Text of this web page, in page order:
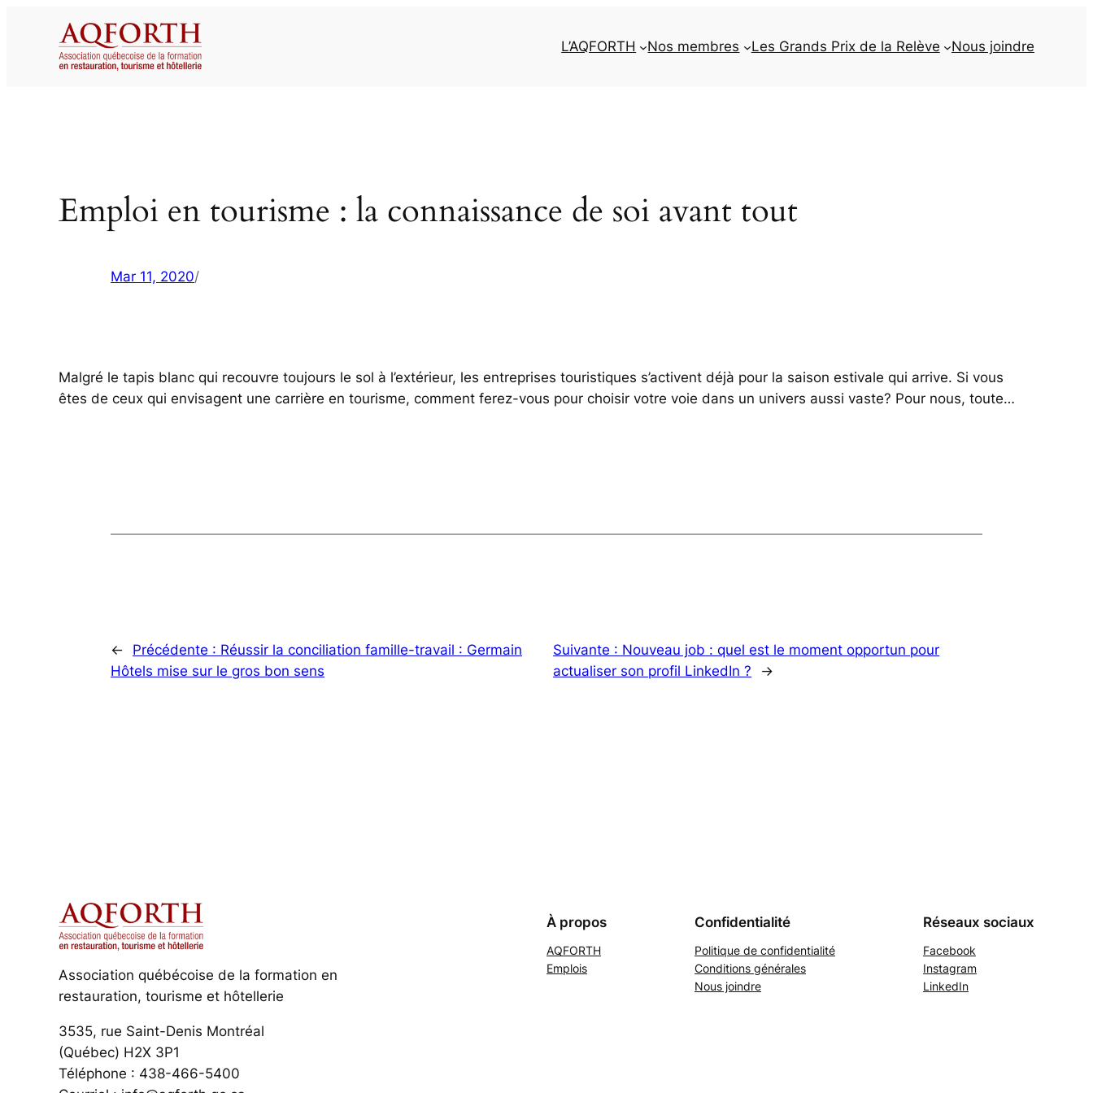
L’AQFORTH Nos membres Les Grands Prix de la Relève Nous joindre
Emploi en tourisme : la connaissance de soi avant tout
Mar 11, 2020/
Malgré le tapis blanc qui recouvre toujours le sol à l’extérieur, les entreprises touristiques s’activent déjà pour la saison estivale qui arrive. Si vous
êtes de ceux qui envisagent une carrière en tourisme, comment ferez-vous pour choisir votre voie dans un univers aussi vaste? Pour nous, toute…
← Précédente : Réussir la conciliation famille-travail : Germain
Hôtels mise sur le gros bon sens
Suivante : Nouveau job : quel est le moment opportun pour
actualiser son profil LinkedIn ?
→
Association québécoise de la formation en
restauration, tourisme et hôtellerie
3535, rue Saint-Denis Montréal
(Québec) H2X 3P1
Téléphone : 438-466-5400
À propos
AQFORTH
Emplois
Confidentialité
Politique de confidentialité
Conditions générales
Nous joindre
Réseaux sociaux
Facebook
Instagram
LinkedIn